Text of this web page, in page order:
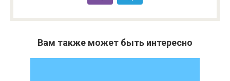
Вам также может быть интересно